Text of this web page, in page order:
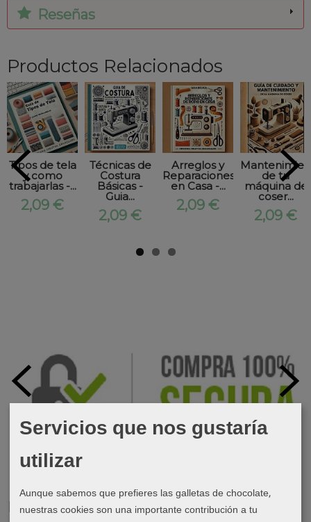
Marcas
Reseñas
Productos Relacionados
Tipos de tela
y como
trabajarlas -...
2,09 €
Técnicas de
Costura
Básicas -
Guia...
2,09 €
Arreglos y
Reparaciones
en Casa -...
2,09 €
de tu
máquina de
coser...
2,09 €
Servicios que nos gustaría
utilizar
Aunque sabemos que prefieres las galletas de chocolate,
nuestras cookies son una importante contribución a tu